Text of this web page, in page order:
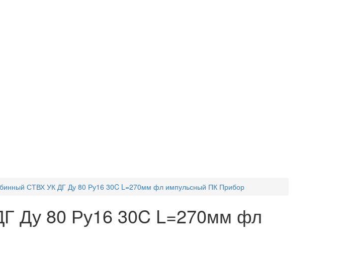
СТВХ УК ДГ Ду 80 Ру16 30C L=270мм фл импульсный ПК Прибор
Ду 80 Ру16 30C L=270мм фл